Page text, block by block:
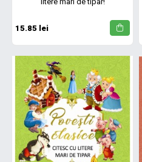
15.85 lei